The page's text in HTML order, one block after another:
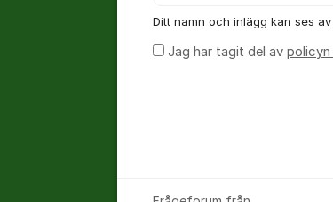
Ditt namn och inlägg kan ses
Jag har tagit del av